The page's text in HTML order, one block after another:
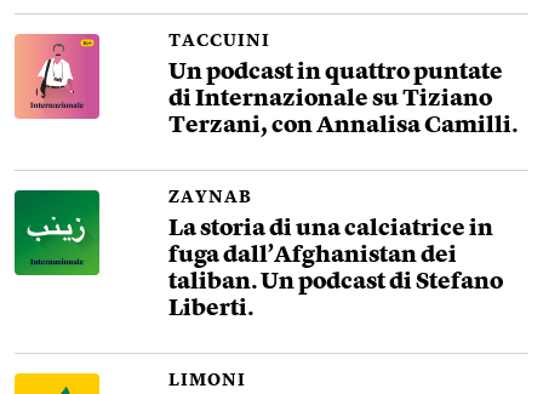
TACCUINI
Un podcast in quattro puntate
di Internazionale su Tiziano
Terzani, con Annalisa Camilli.
ZAYNAB
La storia di una calciatrice in
fuga dall’Afghanistan dei
taliban. Un podcast di Stefano
Liberti.
LIMONI